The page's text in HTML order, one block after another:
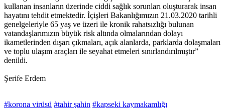
kullanan insanların üzerinde ciddi sağlık sorunları oluşturarak insan
hayatını tehdit etmektedir. İçişleri Bakanlığımızın 21.03.2020 tarihli
genelgeleriyle 65 yaş ve üzeri ile kronik rahatsızlığı bulunan
vatandaşlarımızın büyük risk altında olmalarından dolayı
ikametlerinden dışarı çıkmaları, açık alanlarda, parklarda dolaşmaları
ve toplu ulaşım araçları ile seyahat etmeleri sınırlandırılmıştır”
denildi.
Şerife Erdem
#korona virüsü #tahir şahin #kapseki kaymakamlığı